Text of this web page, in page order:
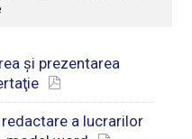
şi prezentarea
a lucrarilor